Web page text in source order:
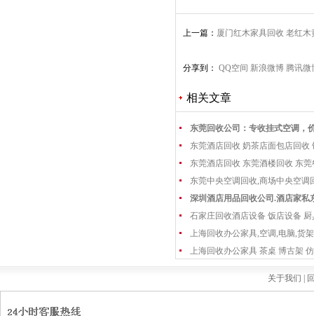
上一篇： 厦门红木家具回收 老红
分享到： QQ空间 新浪微博 腾讯微
相关文章
东莞回收公司：专收挂式空调，
东莞酒店回收 奶茶店面包店回收
东莞酒店回收 东莞酒楼回收 东
东莞中央空调回收,商场中央空调
深圳酒店用品回收公司.酒店家私
石家庄回收酒店设备 饭店设备 厨
上海回收办公家具,空调,电脑,货
上海回收办公家具 茶桌 博古架
关于我们 |